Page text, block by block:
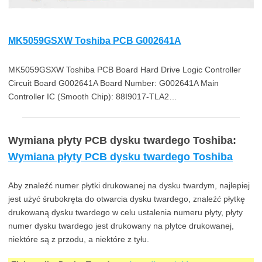
MK5059GSXW Toshiba PCB G002641A
MK5059GSXW Toshiba PCB Board Hard Drive Logic Controller
Circuit Board G002641A Board Number: G002641A Main
Controller IC (Smooth Chip): 88I9017-TLA2…
Wymiana płyty PCB dysku twardego Toshiba:
Wymiana płyty PCB dysku twardego Toshiba
Aby znaleźć numer płytki drukowanej na dysku twardym, najlepiej
jest użyć śrubokręta do otwarcia dysku twardego, znaleźć płytkę
drukowaną dysku twardego w celu ustalenia numeru płyty, płyty
numer dysku twardego jest drukowany na płytce drukowanej,
niektóre są z przodu, a niektóre z tyłu.